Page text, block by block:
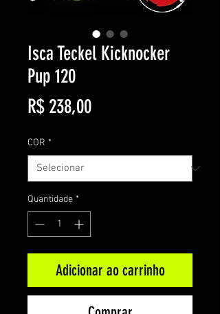
Isca Teckel Kicknocker
Pup 120
R$ 238,00Preço
COR *
Quantidade *
Adicionar ao carrinho